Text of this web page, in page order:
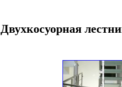
Двухкосуорная